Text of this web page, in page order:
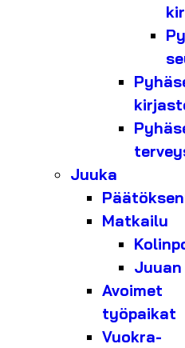
Juuka
Matkailu
Avoimet
työpaikat
Vuokra-